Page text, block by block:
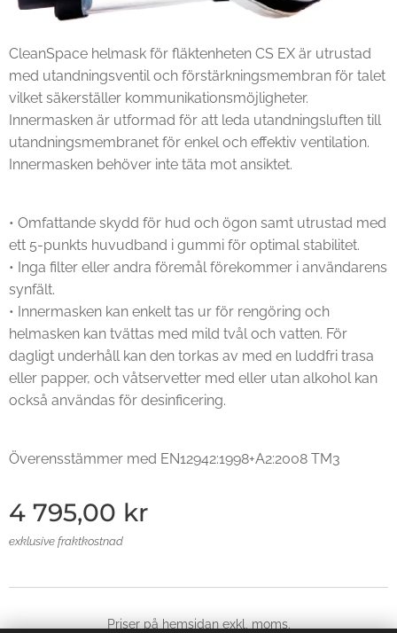
CleanSpace helmask för fläktenheten CS EX är utrustad
med utandningsventil och förstärkningsmembran för talet
vilket säkerställer kommunikationsmöjligheter.
Innermasken är utformad för att leda utandningsluften till
utandningsmembranet för enkel och effektiv ventilation.
Innermasken behöver inte täta mot ansiktet.
• Omfattande skydd för hud och ögon samt utrustad med
ett 5-punkts huvudband i gummi för optimal stabilitet.
• Inga filter eller andra föremål förekommer i användarens
synfält.
• Innermasken kan enkelt tas ur för rengöring och
helmasken kan tvättas med mild tvål och vatten. För
dagligt underhåll kan den torkas av med en luddfri trasa
eller papper, och våtservetter med eller utan alkohol kan
också användas för desinficering.
Överensstämmer med EN12942:1998+A2:2008 TM3
4 795,00 kr
exklusive fraktkostnad
Priser på hemsidan exkl, moms.